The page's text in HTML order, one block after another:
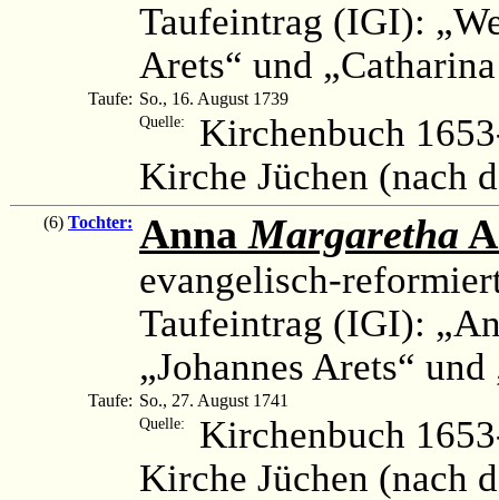
Taufeintrag (IGI):
Arets“ und
Taufe: So., 16. August 1739
Quelle:
Kirchenbuch
Kirche Jüchen (nach
(6) Tochter: AnnaMargaretha
evangelisch-
Taufeintrag (IGI):
„Johannes Arets“
Taufe: So., 27. August 1741
Quelle:
Kirchenbuch
Kirche Jüchen (nach